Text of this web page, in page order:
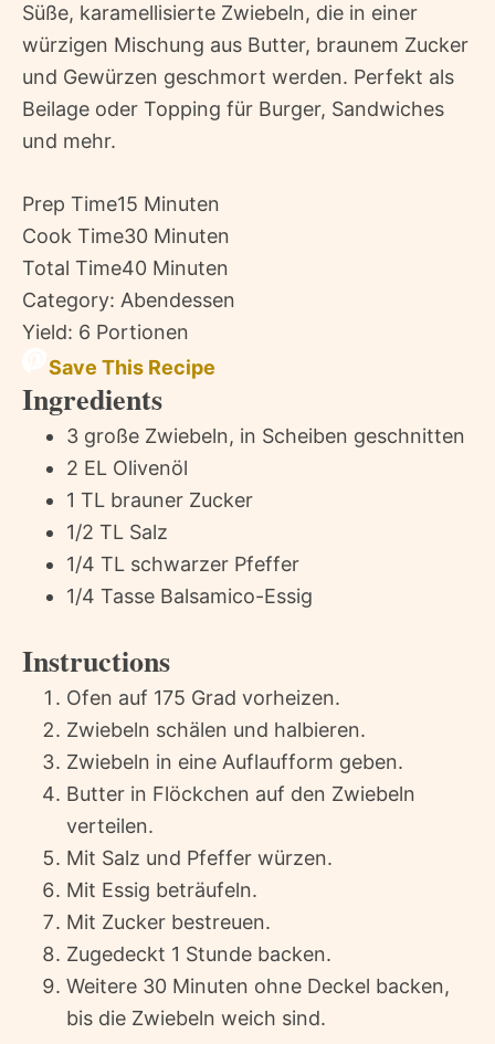
Süße, karamellisierte Zwiebeln, die in einer
würzigen Mischung aus Butter, braunem Zucker
und Gewürzen geschmort werden. Perfekt als
Beilage oder Topping für Burger, Sandwiches
und mehr.
Prep Time15 Minuten
Cook Time30 Minuten
Total Time40 Minuten
Category: Abendessen
Yield: 6 Portionen
Save This Recipe
Ingredients
3 große Zwiebeln, in Scheiben geschnitten
2 EL Olivenöl
1 TL brauner Zucker
1/2 TL Salz
1/4 TL schwarzer Pfeffer
1/4 Tasse Balsamico-Essig
Instructions
Ofen auf 175 Grad vorheizen.
Zwiebeln schälen und halbieren.
Zwiebeln in eine Auflaufform geben.
Butter in Flöckchen auf den Zwiebeln
verteilen.
Mit Salz und Pfeffer würzen.
Mit Essig beträufeln.
Mit Zucker bestreuen.
Zugedeckt 1 Stunde backen.
Weitere 30 Minuten ohne Deckel backen,
bis die Zwiebeln weich sind.